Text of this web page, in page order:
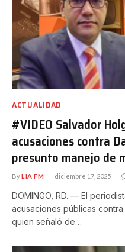
ACTUALIDAD
#VIDEO Salvador
acusaciones contra
presunto manejo de
ByLIA FM diciembre 17, 2025
DOMINGO, RD. — El
acusaciones públicas
quien señaló de…